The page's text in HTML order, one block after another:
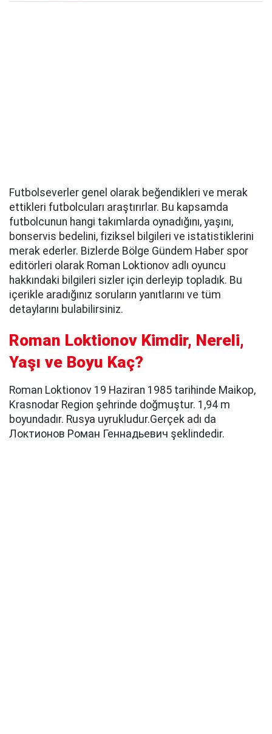
Futbolseverler genel olarak beğendikleri ve merak
ettikleri futbolcuları araştırırlar. Bu kapsamda
futbolcunun hangi takımlarda oynadığını, yaşını,
bonservis bedelini, fiziksel bilgileri ve istatistiklerini
merak ederler. Bizlerde Bölge Gündem Haber spor
editörleri olarak Roman Loktionov adlı oyuncu
hakkındaki bilgileri sizler için derleyip topladık. Bu
içerikle aradığınız soruların yanıtlarını ve tüm
detaylarını bulabilirsiniz.
Roman Loktionov Kimdir, Nereli,
Yaşı ve Boyu Kaç?
Roman Loktionov 19 Haziran 1985 tarihinde Maikop,
Krasnodar Region şehrinde doğmuştur. 1,94 m
boyundadır. Rusya uyrukludur.Gerçek adı da
Локтионов Роман Геннадьевич şeklindedir.